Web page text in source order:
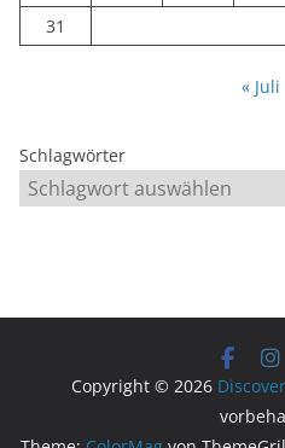
31
« Juli
Schlagwörter
Copyright © 2026